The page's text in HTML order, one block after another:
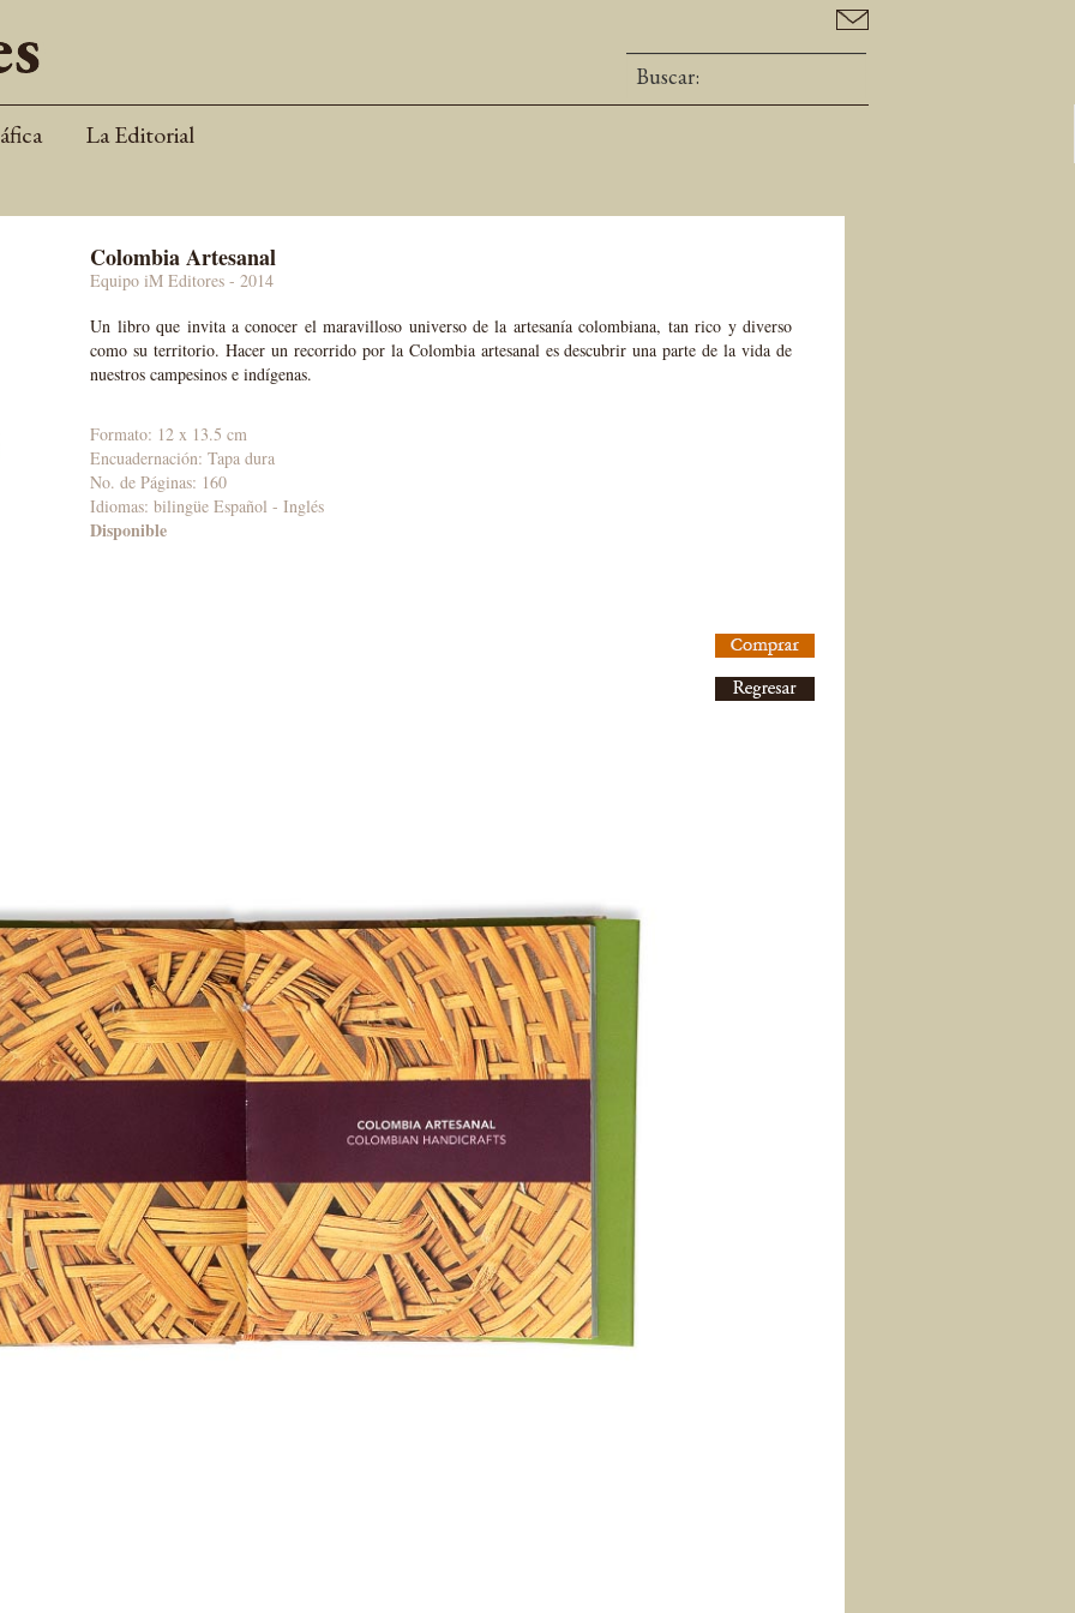
La Editorial
Colombia Artesanal
Equipo iM Editores - 2014
Un libro que invita a conocer el maravilloso universo de la artesanía colombiana, tan rico y diverso
como su territorio. Hacer un recorrido por la Colombia artesanal es descubrir una parte de la vida de
nuestros campesinos e indígenas.
Formato: 12 x 13.5 cm
Encuadernación: Tapa dura
No. de Páginas: 160
Idiomas:bilingüe Español - Inglés
Disponible